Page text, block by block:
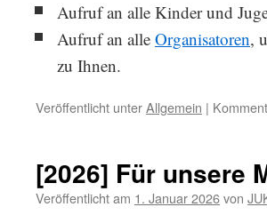
Aufruf an alle Kinder und
Aufruf an alle Organisatoren,
zu Ihnen.
Veröffentlicht unterAllgemein |
[2026] Für unsere
Veröffentlicht am 1. Januar 2026von